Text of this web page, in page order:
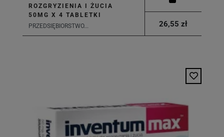
ROZGRYZIENIA I ŻUCIA
50MG X 4 TABLETKI
PRZEDSIĘBIORSTWO...
26,55 zł